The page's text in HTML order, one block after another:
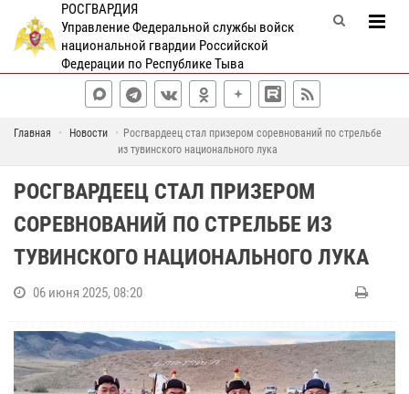
РОСГВАРДИЯ
Управление Федеральной службы войск
национальной гвардии Российской
Федерации по Республике Тыва
Главная Новости
Росгвардеец стал призером соревнований по стрельбе
из тувинского национального лука
РОСГВАРДЕЕЦ СТАЛ ПРИЗЕРОМ
СОРЕВНОВАНИЙ ПО СТРЕЛЬБЕ ИЗ
ТУВИНСКОГО НАЦИОНАЛЬНОГО ЛУКА
06 июня 2025, 08:20